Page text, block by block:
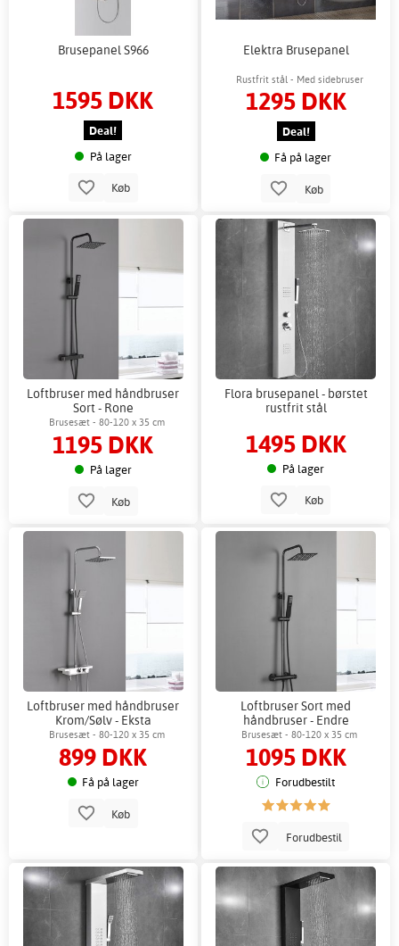
Brusepanel S966
1595 DKK
Deal!
På lager
Køb
Elektra Brusepanel
Rustfrit stål - Med sidebruser
1295 DKK
Deal!
Få på lager
Køb
Loftbruser med håndbruser
Sort - Rone
Brusesæt - 80-120 x 35 cm
1195 DKK
På lager
Køb
Flora brusepanel - børstet
rustfrit stål
1495 DKK
På lager
Køb
Loftbruser med håndbruser
Krom/Sølv - Eksta
Brusesæt - 80-120 x 35 cm
899 DKK
Få på lager
Køb
Loftbruser Sort med
håndbruser - Endre
Brusesæt - 80-120 x 35 cm
1095 DKK
Forudbestilt
Forudbestil